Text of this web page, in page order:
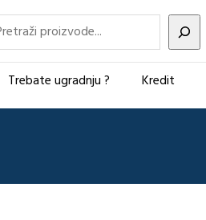
Trebate ugradnju ? Kredit